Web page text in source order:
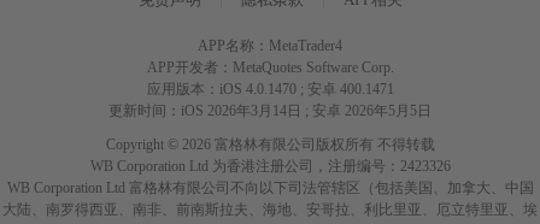
APP名称：MetaTrader4
APP开发者：MetaQuotes Software Corp.
应用版本：iOS 4.0.1470 ; 安卓 400.1471
更新时间：iOS 2026年3月14日 ; 安卓 2026年5月5日
Copyright © 2026 富格林有限公司版权所有 不得转载
WB Corporation Ltd 为香港注册公司，注册编号：2423326
WB Corporation Ltd 富格林有限公司不向以下司法管辖区（包括美国、加拿大、中国
大陆、南罗得西亚、南非、前南斯拉夫、海地、安哥拉、利比里亚、厄立特里亚、埃